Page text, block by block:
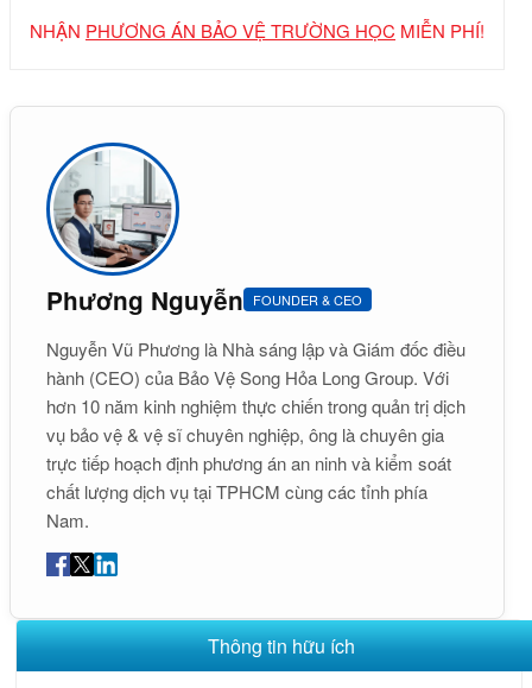
NHẬN PHƯƠNG ÁN BẢO VỆ TRƯỜNG HỌC MIỄN PHÍ!
Phương Nguyễn FOUNDER & CEO
Nguyễn Vũ Phương là Nhà sáng lập và Giám đốc điều
hành (CEO) của Bảo Vệ Song Hỏa Long Group. Với
hơn 10 năm kinh nghiệm thực chiến trong quản trị dịch
vụ bảo vệ & vệ sĩ chuyên nghiệp, ông là chuyên gia
trực tiếp hoạch định phương án an ninh và kiểm soát
chất lượng dịch vụ tại TPHCM cùng các tỉnh phía
Nam.
Thông tin hữu ích